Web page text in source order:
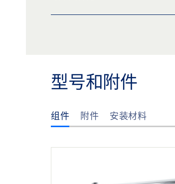
盖泽三维模型 TS 3000 安装板
下载 (.STP | 14 MB)
盖泽三维模型 TS 3000 安装板
型号和附件
组件 附件 安装材料